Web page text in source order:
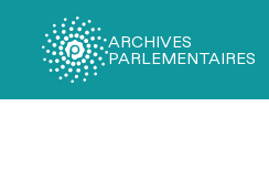
ARCHIVES
PARLEMENTAIRES